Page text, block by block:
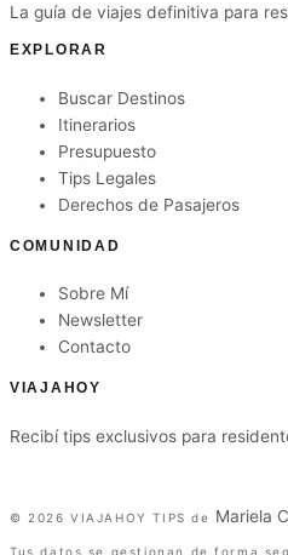
La guía de viajes definitiva para
EXPLORAR
Buscar Destinos
Itinerarios
Presupuesto
Tips Legales
Derechos de Pasajeros
COMUNIDAD
Sobre Mí
Newsletter
Contacto
VIAJAHOY
Recibí tips exclusivos para
© 2026 VIAJAHOY TIPS de Mariela
Tus datos se gestionan de forma